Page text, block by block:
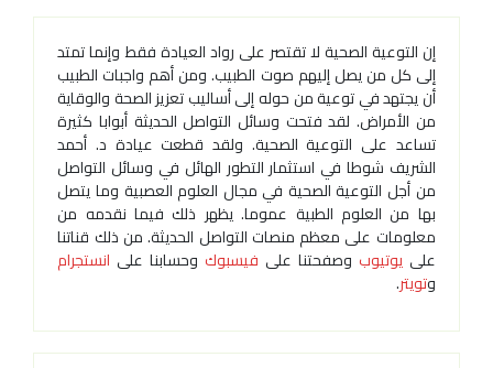
إن التوعية الصحية لا تقتصر على رواد العيادة فقط وإنما تمتد
إلى كل من يصل إليهم صوت الطبيب. ومن أهم واجبات الطبيب
أن يجتهد في توعية من حوله إلى أساليب تعزيز الصحة والوقاية
من الأمراض. لقد فتحت وسائل التواصل الحديثة أبوابا كثيرة
تساعد على التوعية الصحية. ولقد قطعت عيادة د. أحمد
الشريف شوطا في استثمار التطور الهائل في وسائل التواصل
من أجل التوعية الصحية في مجال العلوم العصبية وما يتصل
بها من العلوم الطبية عموما. يظهر ذلك فيما نقدمه من
معلومات على معظم منصات التواصل الحديثة. من ذلك قناتنا
علىيوتيوب وصفحتنا على فيسبوكوحسابنا على انستجرام
وتويتر.